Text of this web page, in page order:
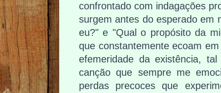
confrontado com indagações
surgem antes do esperado em
eu?" e "Qual o propósito da
que constantemente ecoam
efemeridade da existência,
canção que sempre me
perdas precoces que